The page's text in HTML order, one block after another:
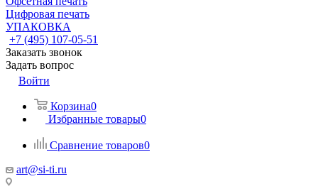
Цифровая печать
УПАКОВКА
+7 (495) 107-05-51
Заказать звонок
Задать вопрос
Войти
Корзина0
Избранные товары0
Сравнение товаров0
art@si-ti.ru